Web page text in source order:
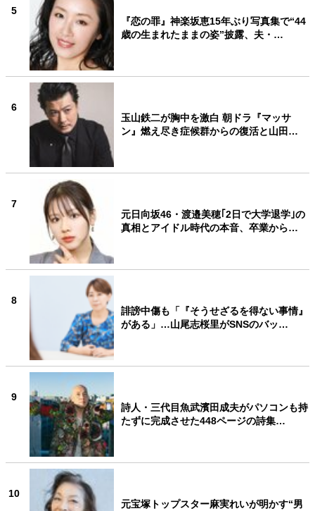
5
『恋の罪』神楽坂恵15年ぶり写真集で“44
歳の生まれたままの姿”披露、夫・…
6
玉山鉄二が胸中を激白 朝ドラ『マッサ
ン』燃え尽き症候群からの復活と山田…
7
元日向坂46・渡邉美穂｢2日で大学退学｣の
真相とアイドル時代の本音、卒業から…
8
誹謗中傷も「『そうせざるを得ない事情』
がある」…山尾志桜里がSNSのバッ…
9
詩人・三代目魚武濱田成夫がパソコンも持
たずに完成させた448ページの詩集…
10
元宝塚トップスター麻実れいが明かす“男